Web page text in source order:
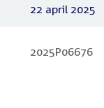
22 april 2025
2025P06676